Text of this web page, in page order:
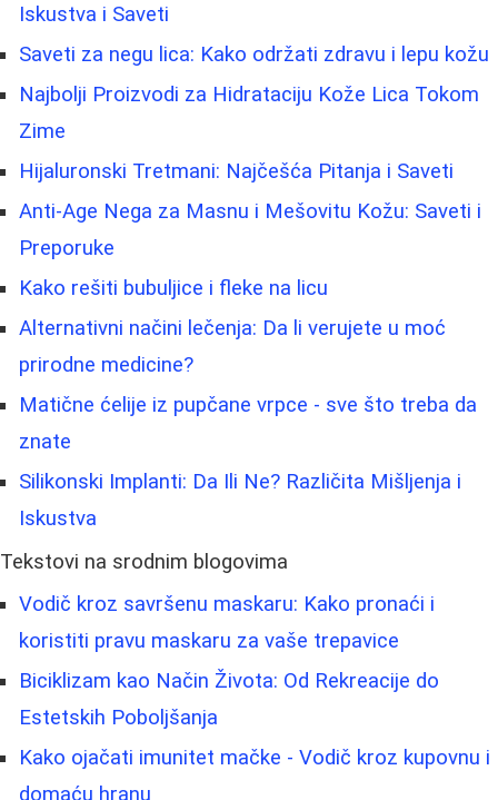
Iskustva i Saveti
Saveti za negu lica: Kako održati zdravu i lepu kožu
Najbolji Proizvodi za Hidrataciju Kože Lica Tokom
Zime
Hijaluronski Tretmani: Najčešća Pitanja i Saveti
Anti-Age Nega za Masnu i Mešovitu Kožu: Saveti i
Preporuke
Kako rešiti bubuljice i fleke na licu
Alternativni načini lečenja: Da li verujete u moć
prirodne medicine?
Matične ćelije iz pupčane vrpce - sve što treba da
znate
Silikonski Implanti: Da Ili Ne? Različita Mišljenja i
Iskustva
Tekstovi na srodnim blogovima
Vodič kroz savršenu maskaru: Kako pronaći i
koristiti pravu maskaru za vaše trepavice
Biciklizam kao Način Života: Od Rekreacije do
Estetskih Poboljšanja
Kako ojačati imunitet mačke - Vodič kroz kupovnu i
domaću hranu